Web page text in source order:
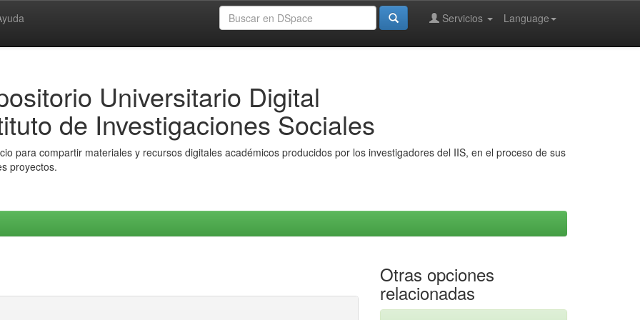
Language
Servicios
Universitario Digital
de Investigaciones Sociales
para compartir materiales y recursos digitales académicos producidos por los investigadores del IIS, en el proceso de sus
proyectos.
Otras opciones
relacionadas